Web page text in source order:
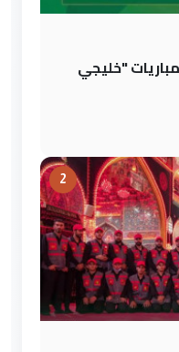
"خليجي
2